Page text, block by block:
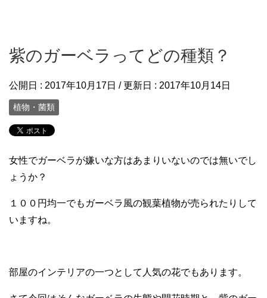
紫のガーベラってどの種類？
公開日 : 2017年10月17日 / 更新日 : 2017年10月14日
植物・菌類
女性でガーベラが嫌いな方はあまりいないのでは無いでし
ょうか？
１００円均一でもガーベラ風の観葉植物が売られたりして
いますね。
部屋のインテリアの一つとして人気の花でもあります。